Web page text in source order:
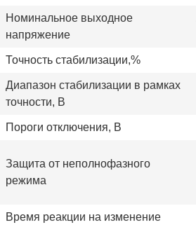
Номинальное выходное
напряжение
Точность стабилизации,%
Диапазон стабилизации в рамках
точности, В
Пороги отключения, В
Защита от неполнофазного
режима
Время реакции на изменение